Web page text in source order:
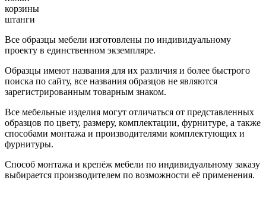
корзины
штанги
Все образцы мебели изготовлены по индивидуальному
проекту в единственном экземпляре.
Образцы имеют названия для их различия и более быстрого
поиска по сайту, все названия образцов не являются
зарегистрированным товарным знаком.
Все мебельные изделия могут отличаться от представленных
образцов по цвету, размеру, комплектации, фурнитуре, а также
способами монтажа и производителями комплектующих и
фурнитуры.
Способ монтажа и крепёж мебели по индивидуальному заказу
выбирается производителем по возможности её применения.